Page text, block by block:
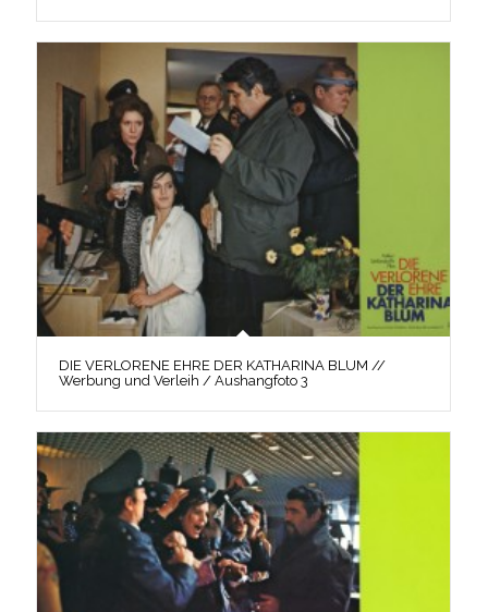
DIE VERLORENE EHRE DER KATHARINA BLUM //
Werbung und Verleih / Aushangfoto 3